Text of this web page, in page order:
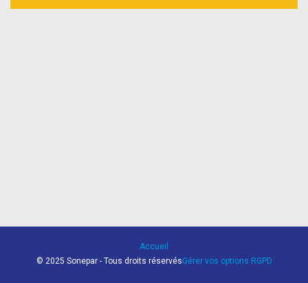
Accueil
© 2025 Sonepar - Tous droits réservésGérer vos options RGPD